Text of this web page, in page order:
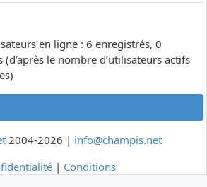
en ligne : 6 enregistrés, 0
le nombre d’utilisateurs actifs
2004-2026 | info@champis.net
| Conditions